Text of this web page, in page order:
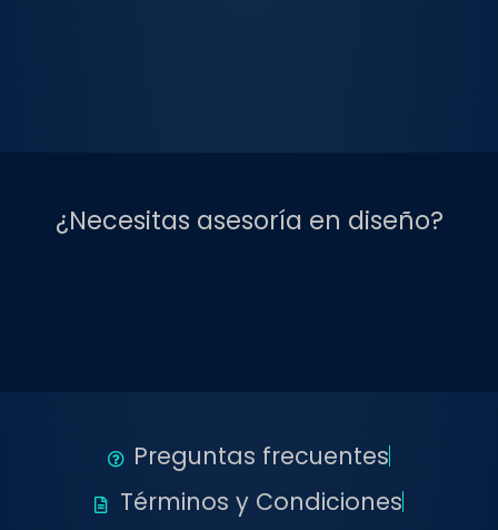
¿Necesitas asesoría en diseño?
Preguntas frecuentes
Términos y Condiciones